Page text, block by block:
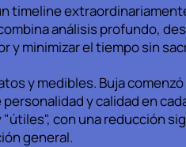
timeline
análisis profundo,
y minimizar el tiempo sin
y medibles. Buja
y calidad en
con una reducción
general.